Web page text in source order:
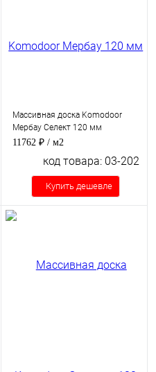
Массивная доска Komodoor
Мербау Селект 120 мм
11762 ₽ / м2
код товара: 03-202
Купить дешевле